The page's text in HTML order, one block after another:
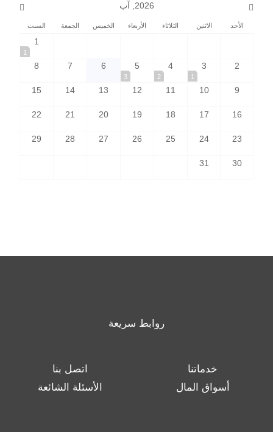
2026, آب
الأحد الاثنين الثلاثاء الأربعاء الخميس الجمعة السبت
1
1
2
3
1
4
2
5
3
6
7
8
9
10
11
12
13
14
15
16
17
18
19
20
21
22
23
24
25
26
27
28
29
30
31
روابط سريعة
خدماتنا
اتصل بنا
أسواق المال
الأسئلة الشائعة